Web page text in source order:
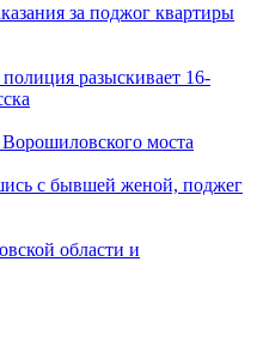
за поджог квартиры
разыскивает 16-
моста
с бывшей женой, поджег
области и